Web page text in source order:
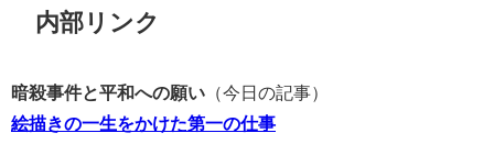
内部リンク
暗殺事件と平和への願い （今日の記事）
絵描きの一生をかけた第一の仕事